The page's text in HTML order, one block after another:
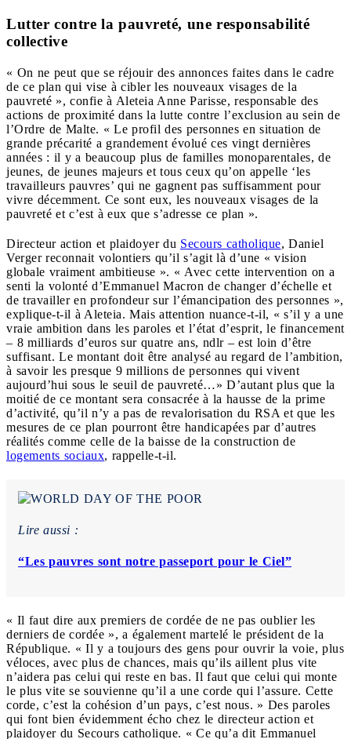
Lutter contre la pauvreté, une responsabilité
collective
« On ne peut que se réjouir des annonces faites dans le cadre
de ce plan qui vise à cibler les nouveaux visages de la
pauvreté », confie à Aleteia Anne Parisse, responsable des
actions de proximité dans la lutte contre l’exclusion au sein de
l’Ordre de Malte. « Le profil des personnes en situation de
grande précarité a grandement évolué ces vingt dernières
années : il y a beaucoup plus de familles monoparentales, de
jeunes, de jeunes majeurs et tous ceux qu’on appelle ‘les
travailleurs pauvres’ qui ne gagnent pas suffisamment pour
vivre décemment. Ce sont eux, les nouveaux visages de la
pauvreté et c’est à eux que s’adresse ce plan ».
Directeur action et plaidoyer du Secours catholique, Daniel
Verger reconnait volontiers qu’il s’agit là d’une « vision
globale vraiment ambitieuse ». « Avec cette intervention on a
senti la volonté d’Emmanuel Macron de changer d’échelle et
de travailler en profondeur sur l’émancipation des personnes »,
explique-t-il à Aleteia. Mais attention nuance-t-il, « s’il y a une
vraie ambition dans les paroles et l’état d’esprit, le financement
– 8 milliards d’euros sur quatre ans, ndlr – est loin d’être
suffisant. Le montant doit être analysé au regard de l’ambition,
à savoir les presque 9 millions de personnes qui vivent
aujourd’hui sous le seuil de pauvreté…» D’autant plus que la
moitié de ce montant sera consacrée à la hausse de la prime
d’activité, qu’il n’y a pas de revalorisation du RSA et que les
mesures de ce plan pourront être handicapées par d’autres
réalités comme celle de la baisse de la construction de
logements sociaux, rappelle-t-il.
Lire aussi :
“Les pauvres sont notre passeport pour le Ciel”
« Il faut dire aux premiers de cordée de ne pas oublier les
derniers de cordée », a également martelé le président de la
République. « Il y a toujours des gens pour ouvrir la voie, plus
véloces, avec plus de chances, mais qu’ils aillent plus vite
n’aidera pas celui qui reste en bas. Il faut que celui qui monte
le plus vite se souvienne qu’il a une corde qui l’assure. Cette
corde, c’est la cohésion d’un pays, c’est nous. » Des paroles
qui font bien évidemment écho chez le directeur action et
plaidoyer du Secours catholique. « Ce qu’a dit Emmanuel